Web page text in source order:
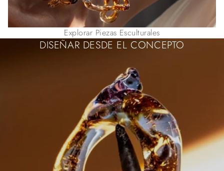
Explorar Piezas Esculturales
DISEÑAR DESDE EL CONCEPTO